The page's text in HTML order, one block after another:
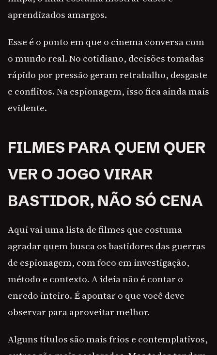
aprendizados amargos.
Esse é o ponto em que o cinema conversa com
o mundo real. No cotidiano, decisões tomadas
rápido por pressão geram retrabalho, desgaste
e conflitos. Na espionagem, isso fica ainda mais
evidente.
FILMES PARA QUEM QUER
VER O JOGO VIRAR
BASTIDOR, NÃO SÓ CENA
Aqui vai uma lista de filmes que costuma
agradar quem busca os bastidores das guerras
de espionagem, com foco em investigação,
método e contexto. A ideia não é contar o
enredo inteiro. É apontar o que você deve
observar para aproveitar melhor.
Alguns títulos são mais frios e contemplativos,